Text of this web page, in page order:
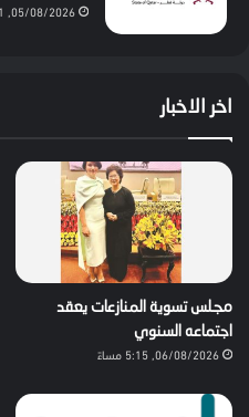
05/08/2026, 11:51 مساءً
اخر الاخبار
مجلس تسوية المنازعات يعقد
اجتماعه السنوي
06/08/2026, 5:15 مساءً